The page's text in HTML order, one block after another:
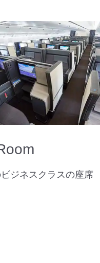
ジネスクラスの座席